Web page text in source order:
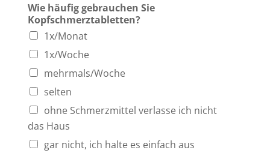
Wie häufig gebrauchen Sie
Kopfschmerztabletten?
1x/Monat
1x/Woche
mehrmals/Woche
selten
ohne Schmerzmittel verlasse ich nicht
das Haus
gar nicht, ich halte es einfach aus